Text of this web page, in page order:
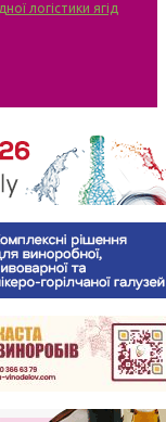
логістики ягід